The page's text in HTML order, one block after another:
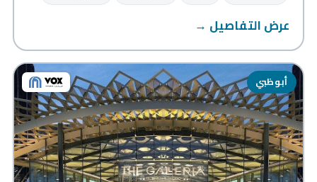
عرض التفاصيل →
أبوظبي